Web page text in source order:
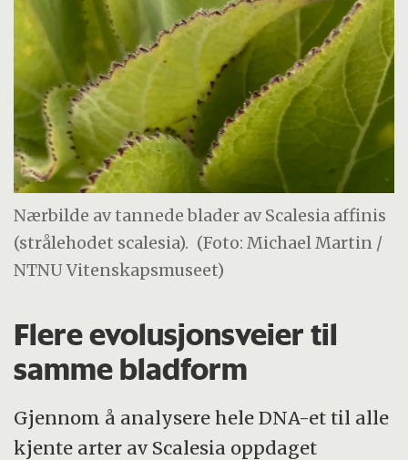
Nærbilde av tannede blader av Scalesia affinis
(strålehodet scalesia). (Foto: Michael Martin /
NTNU Vitenskapsmuseet)
Flere evolusjonsveier til
samme bladform
Gjennom å analysere hele DNA-et til alle
kjente arter av Scalesia oppdaget